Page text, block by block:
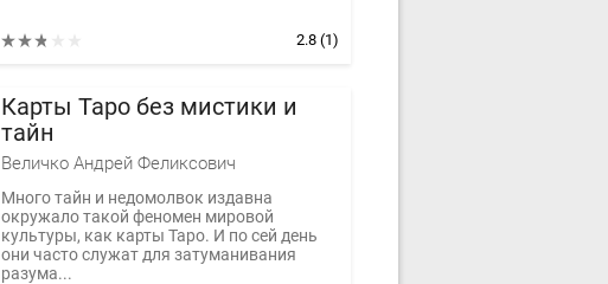
2.8(1)
Карты Таро без мистики и
тайн
Величко Андрей Феликсович
Много тайн и недомолвок издавна
окружало такой феномен мировой
культуры, как карты Таро. И по сей день
они часто служат для затуманивания
разума...